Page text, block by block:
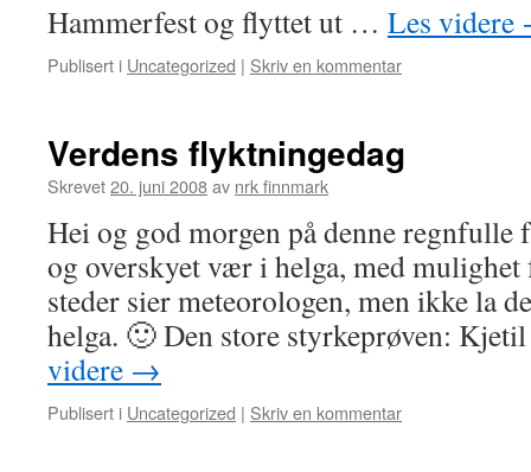
Hammerfest og flyttet ut … Les videre
Publisert i Uncategorized | Skriv en kommentar
Verdens flyktningedag
Skrevet20. juni 2008av nrk finnmark
Hei og god morgen på denne regnfulle
og overskyet vær i helga, med
steder sier meteorologen, men ikke la
helga. 🙂 Den store styrkeprøven:
videre →
Publisert i Uncategorized | Skriv en kommentar